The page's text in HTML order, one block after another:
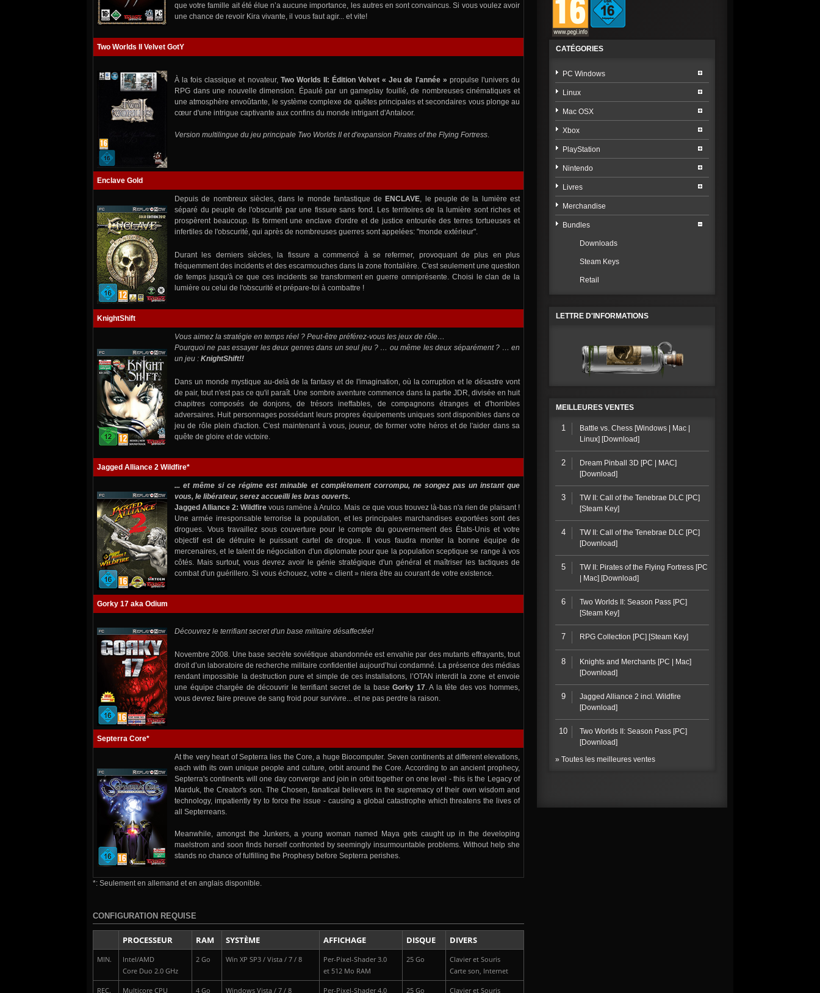
que votre famille ait été élue n’a aucune importance, les autres en sont convaincus. Si vous voulez avoir
une chance de revoir Kira vivante, il vous faut agir... et vite!
Two Worlds II Velvet GotY
À la fois classique et novateur, Two Worlds II: Édition Velvet « Jeu de l'année » propulse l'univers du
RPG dans une nouvelle dimension. Épaulé par un gameplay fouillé, de nombreuses cinématiques et
une atmosphère envoûtante, le système complexe de quêtes principales et secondaires vous plonge au
cœur d'une intrigue captivante aux confins du monde intrigant d'Antaloor.
Version multilingue du jeu principale Two Worlds II et d'expansion Pirates of the Flying Fortress.
Enclave Gold
Depuis de nombreux siècles, dans le monde fantastique de ENCLAVE, le peuple de la lumière est
séparé du peuple de l'obscurité par une fissure sans fond. Les territoires de la lumière sont riches et
prospèrent beaucoup. Ils forment une enclave d'ordre et de justice entourée des terres tortueuses et
infertiles de l'obscurité, qui après de nombreuses guerres sont appelées: "monde extérieur".
Durant les derniers siècles, la fissure a commencé à se refermer, provoquant de plus en plus
fréquemment des incidents et des escarmouches dans la zone frontalière. C'est seulement une question
de temps jusqu'à ce que ces incidents se transforment en guerre omniprésente. Choisi le clan de la
lumière ou celui de l'obscurité et prépare-toi à combattre !
KnightShift
Vous aimez la stratégie en temps réel ? Peut-être préférez-vous les jeux de rôle…
Pourquoi ne pas essayer les deux genres dans un seul jeu ? … ou même les deux séparément ? … en
un jeu : KnightShift!!
Dans un monde mystique au-delà de la fantasy et de l'imagination, où la corruption et le désastre vont
de pair, tout n'est pas ce qu'il paraît. Une sombre aventure commence dans la partie JDR, divisée en huit
chapitres composés de donjons, de trésors ineffables, de compagnons étranges et d'horribles
adversaires. Huit personnages possédant leurs propres équipements uniques sont disponibles dans ce
jeu de rôle plein d'action. C'est maintenant à vous, joueur, de former votre héros et de l'aider dans sa
quête de gloire et de victoire.
Jagged Alliance 2 Wildfire*
... et même si ce régime est minable et complètement corrompu, ne songez pas un instant que
vous, le libérateur, serez accueilli les bras ouverts.
Jagged Alliance 2: Wildfire vous ramène à Arulco. Mais ce que vous trouvez là-bas n'a rien de plaisant !
Une armée irresponsable terrorise la population, et les principales marchandises exportées sont des
drogues. Vous travaillez sous couverture pour le compte du gouvernement des États-Unis et votre
objectif est de détruire le puissant cartel de drogue. Il vous faudra monter la bonne équipe de
mercenaires, et le talent de négociation d'un diplomate pour que la population sceptique se range à vos
côtés. Mais surtout, vous devrez avoir le génie stratégique d'un général et maîtriser les tactiques de
combat d'un guérillero. Si vous échouez, votre « client » niera être au courant de votre existence.
Gorky 17 aka Odium
Découvrez le terrifiant secret d'un base militaire désaffectée!
Novembre 2008. Une base secrète soviétique abandonnée est envahie par des mutants effrayants, tout
droit d’un laboratoire de recherche militaire confidentiel aujourd’hui condamné. La présence des médias
rendant impossible la destruction pure et simple de ces installations, l’OTAN interdit la zone et envoie
une équipe chargée de découvrir le terrifiant secret de la baseGorky 17. A la tête des vos hommes,
vous devrez faire preuve de sang froid pour survivre... et ne pas perdre la raison.
Septerra Core*
At the very heart of Septerra lies the Core, a huge Biocomputer. Seven continents at different elevations,
each with its own unique people and culture, orbit around the Core. According to an ancient prophecy,
Septerra's continents will one day converge and join in orbit together on one level - this is the Legacy of
Marduk, the Creator's son. The Chosen, fanatical believers in the supremacy of their own wisdom and
technology, impatiently try to force the issue - causing a global catastrophe which threatens the lives of
all Septerreans.
Meanwhile, amongst the Junkers, a young woman named Maya gets caught up in the developing
maelstrom and soon finds herself confronted by seemingly insurmountable problems. Without help she
stands no chance of fulfilling the Prophesy before Septerra perishes.
*: Seulement en allemand et en anglais disponible.
CONFIGURATION REQUISE
PROCESSEUR RAM SYSTÈME AFFICHAGE DISQUE DIVERS
MIN.
Intel/AMD
Core Duo 2.0 GHz
2 Go Win XP SP3 / Vista / 7 / 8
Per-Pixel-Shader 3.0
et 512 Mo RAM
25 Go
Clavier et Souris
Carte son, Internet
REC. Multicore CPU 4 Go Windows Vista / 7 / 8 Per-Pixel-Shader 4.0 25 Go Clavier et Souris
CATÉGORIES
PC Windows
Linux
Mac OSX
Xbox
PlayStation
Nintendo
Livres
Merchandise
Bundles
Downloads
Steam Keys
Retail
LETTRE D'INFORMATIONS
MEILLEURES VENTES
1
Battle vs. Chess [Windows | Mac |
Linux] [Download]
2
Dream Pinball 3D [PC | MAC]
[Download]
3
TW II: Call of the Tenebrae DLC [PC]
[Steam Key]
4
TW II: Call of the Tenebrae DLC [PC]
[Download]
5
TW II: Pirates of the Flying Fortress [PC
| Mac] [Download]
6
Two Worlds II: Season Pass [PC]
[Steam Key]
7 RPG Collection [PC] [Steam Key]
8
Knights and Merchants [PC | Mac]
[Download]
9
Jagged Alliance 2 incl. Wildfire
[Download]
10
Two Worlds II: Season Pass [PC]
[Download]
» Toutes les meilleures ventes